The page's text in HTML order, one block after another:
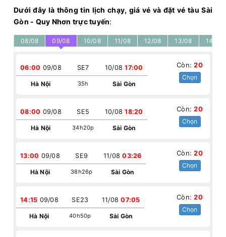
Dưới đây là thông tin lịch chạy, giá vé và đặt vé tàu Sài
Gòn - Quy Nhơn trực tuyến:
08/08 09/08 10/08 11/08 12/08 13/08 14/08
06:00 09/08
Hà Nội
SE7
35h
10/0817:00
Sài Gòn
Còn:20
Chọn
08:00 09/08
Hà Nội
SE5
34h20p
10/0818:20
Sài Gòn
Còn:20
Chọn
13:00 09/08
Hà Nội
SE9
38h26p
11/0803:26
Sài Gòn
Còn:20
Chọn
14:15 09/08
Hà Nội
SE23
40h50p
11/0807:05
Sài Gòn
Còn:20
Chọn